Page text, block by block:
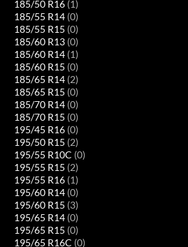
185/50 R16 (1)
185/55 R14 (0)
185/55 R15 (0)
185/60 R13 (0)
185/60 R14 (1)
185/60 R15 (0)
185/65 R14 (2)
185/65 R15 (0)
185/70 R14 (0)
185/70 R15 (0)
195/45 R16 (0)
195/50 R15 (2)
195/55 R10C (0)
195/55 R15 (2)
195/55 R16 (1)
195/60 R14 (0)
195/60 R15 (3)
195/65 R14 (0)
195/65 R15 (0)
195/65 R16C (0)